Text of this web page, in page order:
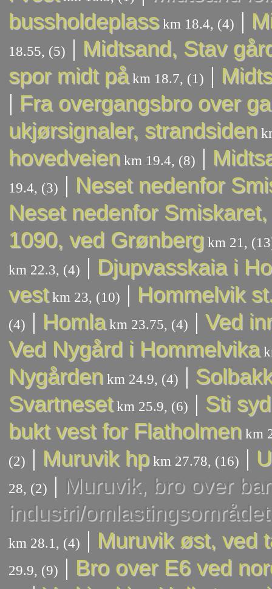
bussholdeplasskm 18.4, (4) |
18.55, (5) | Midtsand, Stav
spor midt påkm 18.7, (1) |
| Fra overgangsbro over
ukjørsignaler, strandsiden
hovedveien km 19.4, (8) |
19.4, (3) | Neset nedenfor
Neset nedenfor
1090, ved Grønberg km 21,
km 22.3, (4) | Djupvasskaia i
vestkm 23, (10) | Hommelvik
(4) | Homlakm 23.75, (4) | Ved
Ved Nygård i Hommelvika
Nygården km 24.9, (4) |
Svartnesetkm 25.9, (6) | Sti
bukt vest for Flatholmen km
(2) | Muruvik hpkm 27.78, (16) |
28, (2) | Muruvik, bro over
industri/omlastingsområdet
km 28.1, (4) | Muruvik øst, ved
29.9, (9) | Bro over E6 ved